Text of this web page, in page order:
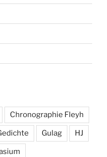
Chronographie Fleyh
Gulag HJ